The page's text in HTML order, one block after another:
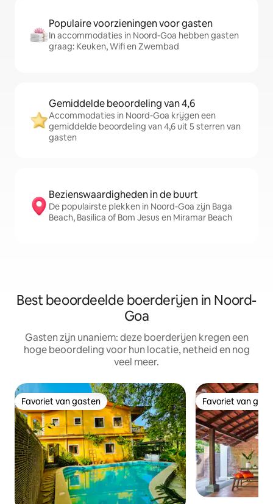
Populaire voorzieningen voor gasten
In accommodaties in Noord-Goa hebben gasten
graag: Keuken, Wifi en Zwembad
Gemiddelde beoordeling van 4,6
Accommodaties in Noord-Goa krijgen een
gemiddelde beoordeling van 4,6 uit 5 sterren van
gasten
Bezienswaardigheden in de buurt
De populairste plekken in Noord-Goa zijn Baga
Beach, Basilica of Bom Jesus en Miramar Beach
Best beoordeelde boerderijen in Noord-
Goa
Gasten zijn unaniem: deze boerderijen kregen een
hoge beoordeling voor hun locatie, netheid en nog
veel meer.
Favoriet van gasten
Favoriet van gasten Favoriet van
Favoriet van